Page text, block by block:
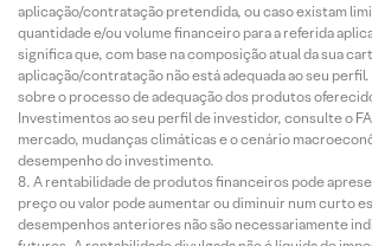
aplicação/contratação pretendida, ou caso existam
quantidade e/ou volume financeiro para a referida
significa que, com base na composição atual da sua
aplicação/contratação não está adequada ao seu perfil.
sobre o processo de adequação dos produtos
Investimentos ao seu perfil de investidor, consulte o
mercado, mudanças climáticas e o cenário
desempenho do investimento.
A rentabilidade de produtos financeiros pode
preço ou valor pode aumentar ou diminuir num curto
desempenhos anteriores não são necessariamente